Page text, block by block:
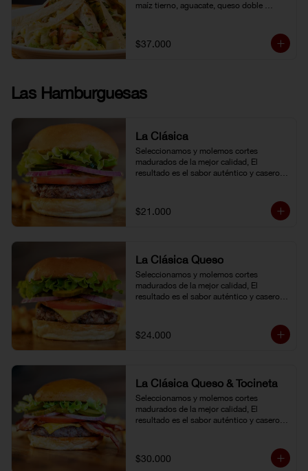
maíz tierno, aguacate, queso doble
$37.000
Las Hamburguesas
La Clásica
Seleccionamos y molemos cortes
madurados de la mejor calidad, El
resultado es el sabor auténtico y casero
usted elija. Armela como quiera.
$21.000
La Clásica Queso
Seleccionamos y molemos cortes
madurados de la mejor calidad, El
resultado es el sabor auténtico y casero
usted elija. Armela como quiera.
$24.000
La Clásica Queso & Tocineta
Seleccionamos y molemos cortes
madurados de la mejor calidad, El
resultado es el sabor auténtico y casero
usted elija. Armela como quiera.
$30.000